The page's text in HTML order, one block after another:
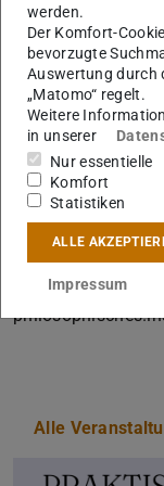
dessen
aufrufbar.
Wann: 24.
Steffen Herrmann
Dezember
Universität Wien
Um Anmeldung
Alle
werden.
Der Komfort-
bevorzugte
Auswertung durch
„Matomo“ regelt.
Weitere
in unserer
Nur essentielle
Komfort
Statistiken
ALLE
Impressum